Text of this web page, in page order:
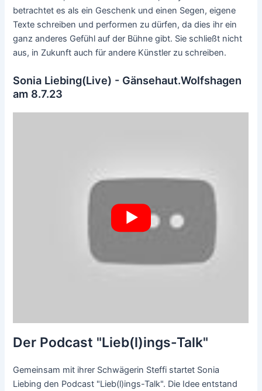
betrachtet es als ein Geschenk und einen Segen, eigene
Texte schreiben und performen zu dürfen, da dies ihr ein
ganz anderes Gefühl auf der Bühne gibt. Sie schließt nicht
aus, in Zukunft auch für andere Künstler zu schreiben.
Sonia Liebing(Live) - Gänsehaut.Wolfshagen
am 8.7.23
Der Podcast "Lieb(l)ings-Talk"
Gemeinsam mit ihrer Schwägerin Steffi startet Sonia
Liebing den Podcast "Lieb(l)ings-Talk". Die Idee entstand